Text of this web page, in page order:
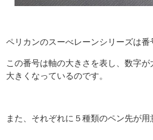
ペリカンのスーべレーンシリーズは番
この番号は軸の大きさを表し、数字
大きくなっているのです。
また、それぞれに５種類のペン先が用